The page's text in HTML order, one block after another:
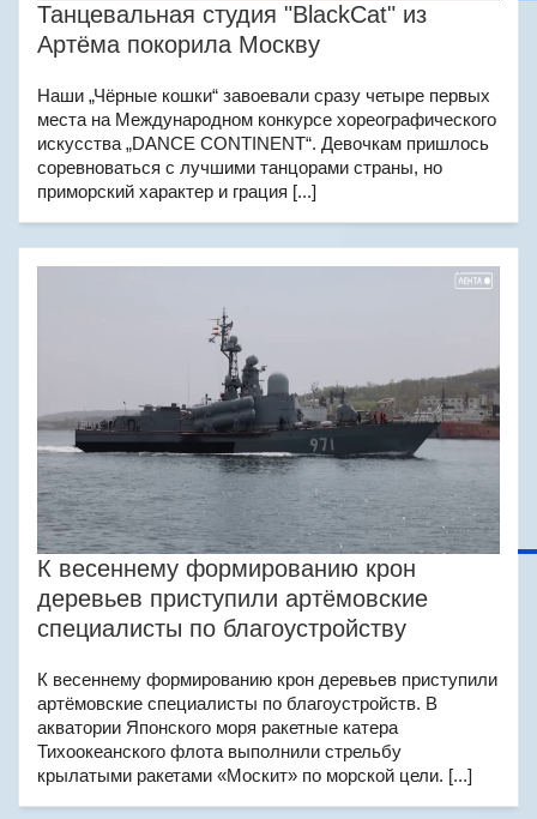
Танцевальная студия "BlackCat" из
Артёма покорила Москву
Наши „Чёрные кошки“ завоевали сразу четыре первых
места на Международном конкурсе хореографического
искусства „DANCE CONTINENT“. Девочкам пришлось
соревноваться с лучшими танцорами страны, но
приморский характер и грация [...]
К весеннему формированию крон
деревьев приступили артёмовские
специалисты по благоустройству
К весеннему формированию крон деревьев приступили
артёмовские специалисты по благоустройств. В
акватории Японского моря ракетные катера
Тихоокеанского флота выполнили стрельбу
крылатыми ракетами «Москит» по морской цели. [...]